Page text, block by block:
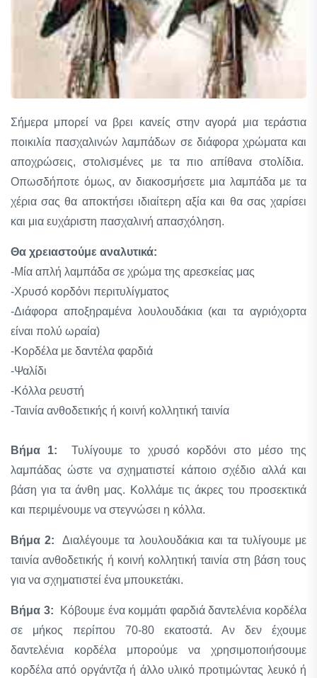
Σήμερα μπορεί να βρει κανείς στην αγορά μια τεράστια
ποικιλία πασχαλινών λαμπάδων σε διάφορα χρώματα και
αποχρώσεις, στολισμένες με τα πιο απίθανα στολίδια.
Οπωσδήποτε όμως, αν διακοσμήσετε μια λαμπάδα με τα
χέρια σας θα αποκτήσει ιδιαίτερη αξία και θα σας χαρίσει
και μια ευχάριστη πασχαλινή απασχόληση.
Θα χρειαστούμε αναλυτικά:
-Μία απλή λαμπάδα σε χρώμα της αρεσκείας μας
-Χρυσό κορδόνι περιτυλίγματος
-Διάφορα αποξηραμένα λουλουδάκια (και τα αγριόχορτα
είναι πολύ ωραία)
-Κορδέλα με δαντέλα φαρδιά
-Ψαλίδι
-Κόλλα ρευστή
-Ταινία ανθοδετικής ή κοινή κολλητική ταινία
Βήμα 1:
Τυλίγουμε το χρυσό κορδόνι στο μέσο της
λαμπάδας ώστε να σχηματιστεί κάποιο σχέδιο αλλά και
βάση για τα άνθη μας. Κολλάμε τις άκρες του προσεκτικά
και περιμένουμε να στεγνώσει η κόλλα.
Βήμα 2:
Διαλέγουμε τα λουλουδάκια και τα τυλίγουμε με
ταινία ανθοδετικής ή κοινή κολλητική ταινία στη βάση τους
για να σχηματιστεί ένα μπουκετάκι.
Βήμα 3: Κόβουμε ένα κομμάτι φαρδιά δαντελένια κορδέλα
σε μήκος περίπου 70-80 εκατοστά. Αν δεν έχουμε
δαντελένια κορδέλα μπορούμε να χρησιμοποιήσουμε
κορδέλα από οργάντζα ή άλλο υλικό προτιμώντας λευκό ή